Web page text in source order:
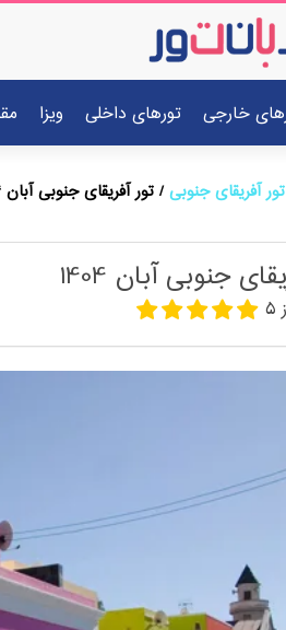
خارجی تورهای داخلی ویزا
تور آفریقای جنوبی تور آفریقای جنوبی آبان 1404
جنوبی آبان 1404
5